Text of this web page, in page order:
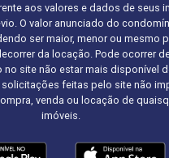
aos valores e dados de seus
O valor anunciado do
ser maior, menor ou mesmo
da locação. Pode ocorrer
no site não estar mais disponível
feitas pelo site não
venda ou locação de
imóveis.